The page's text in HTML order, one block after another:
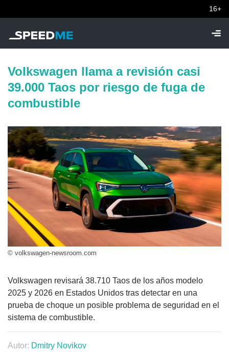
16+
Volkswagen llama a revisión casi
39.000 Taos por riesgo de fuga de
combustible
© volkswagen-newsroom.com
Volkswagen revisará 38.710 Taos de los años modelo
2025 y 2026 en Estados Unidos tras detectar en una
prueba de choque un posible problema de seguridad en el
sistema de combustible.
Autor: Dmitry Novikov